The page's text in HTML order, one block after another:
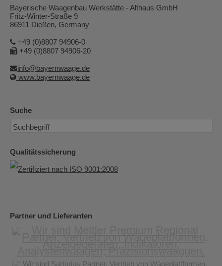
Bayerische Waagenbau Werkstätte - Althaus GmbH
Fritz-Winter-Straße 9
86911 Dießen, Germany
+49 (0)8807 94906-0
+49 (0)8807 94906-20
info@bayernwaage.de
www.bayernwaage.de
Suche
Qualitätssicherung
Partner und Lieferanten